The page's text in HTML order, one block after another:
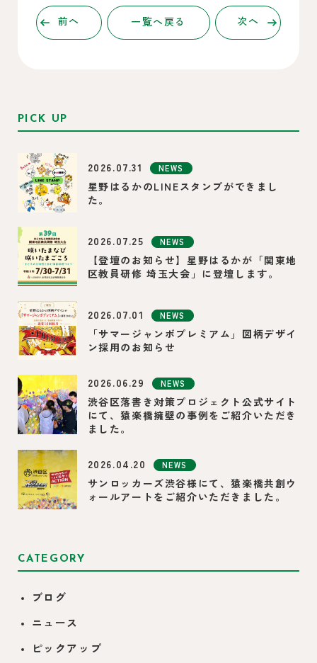
前へ 一覧へ戻る 次へ
PICK UP
2026.07.31 NEWS
星野はるかのLINEスタンプができまし
た。
2026.07.25 NEWS
【登壇のお知らせ】星野はるかが「関東地
区教員研修 埼玉大会」に登壇します。
2026.07.01 NEWS
「サマージャンボプレミアム」図柄デザイ
ン採用のお知らせ
2026.06.29 NEWS
渋谷区落書き対策プロジェクト公式サイト
にて、猿楽橋擁壁の事例をご紹介いただき
ました。
2026.04.20 NEWS
サンロッカーズ渋谷様にて、猿楽橋共創ウ
ォールアートをご紹介いただきました。
CATEGORY
ブログ
ニュース
ピックアップ